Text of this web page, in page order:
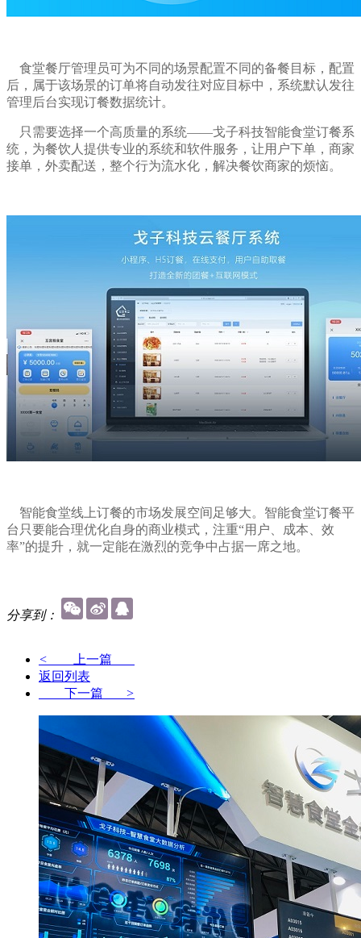
食堂餐厅管理员可为不同的场景配置不同的备餐目标，配置
后，属于该场景的订单将自动发往对应目标中，系统默认发往
管理后台实现订餐数据统计。
只需要选择一个高质量的系统——戈子科技智能食堂订餐系
统，为餐饮人提供专业的系统和软件服务，让用户下单，商家
接单，外卖配送，整个行为流水化，解决餐饮商家的烦恼。
智能食堂线上订餐的市场发展空间足够大。智能食堂订餐平
台只要能合理优化自身的商业模式，注重“用户、成本、效
率”的提升，就一定能在激烈的竞争中占据一席之地。
分享到：
< 上一篇
返回列表
下一篇 >